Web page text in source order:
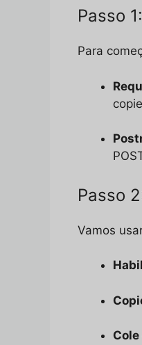
Passo
Para
Passo
Vamos
Cole